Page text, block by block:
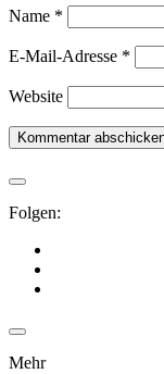
Name *
E-Mail-Adresse *
Website
Folgen:
Mehr